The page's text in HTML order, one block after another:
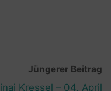
Jüngerer Beitrag
Kressel – 04. April